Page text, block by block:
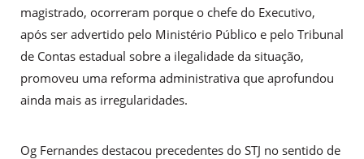
magistrado, ocorreram porque o chefe do Executivo,
após ser advertido pelo Ministério Público e pelo Tribunal
de Contas estadual sobre a ilegalidade da situação,
promoveu uma reforma administrativa que aprofundou
ainda mais as irregularidades.
Og Fernandes destacou precedentes do STJ no sentido de